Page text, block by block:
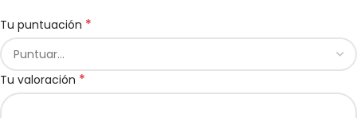
Tu puntuación *
Tu valoración *